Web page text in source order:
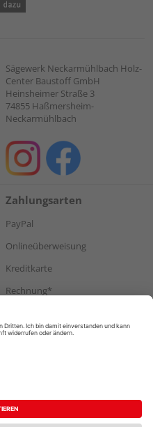
Sägewerk Neckarmühlbach Holz-
Center Baustoff GmbH
Heinsheimer Straße 3
74855 Haßmersheim-
Neckarmühlbach
Zahlungsarten
PayPal
Onlineüberweisung
Kreditkarte
Rechnung*
Versand
Widerruf
Datenschutz
Vertrag widerrufen